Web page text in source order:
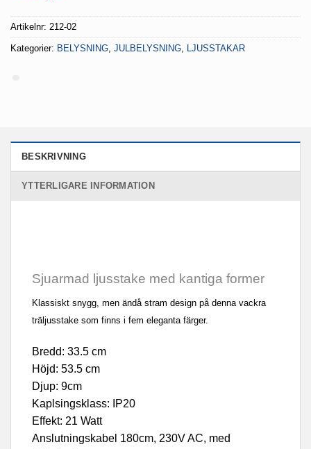
Artikelnr: 212-02
Kategorier: BELYSNING, JULBELYSNING, LJUSSTAKAR
BESKRIVNING
YTTERLIGARE INFORMATION
Sjuarmad ljusstake med kantiga former
Klassiskt snygg, men ändå stram design på denna vackra
träljusstake som finns i fem eleganta färger.
Bredd: 33.5 cm
Höjd: 53.5 cm
Djup: 9cm
Kaplsingsklass: IP20
Effekt: 21 Watt
Anslutningskabel 180cm, 230V AC, med